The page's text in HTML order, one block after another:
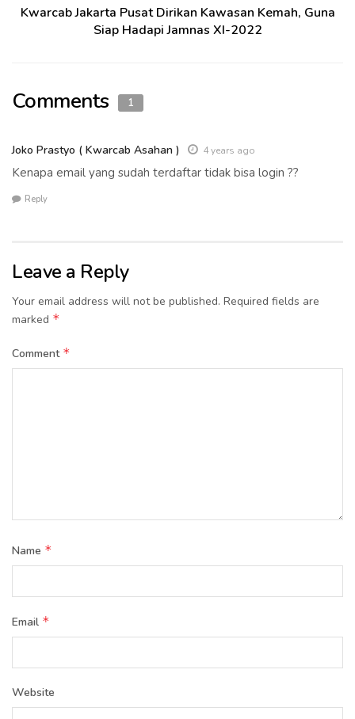
Kwarcab Jakarta Pusat Dirikan Kawasan Kemah, Guna
Siap Hadapi Jamnas XI-2022
Comments 1
Joko Prastyo ( Kwarcab Asahan ) 4 years ago
Kenapa email yang sudah terdaftar tidak bisa login ??
Reply
Leave a Reply
Your email address will not be published. Required fields are
marked *
Comment *
Name *
Email *
Website